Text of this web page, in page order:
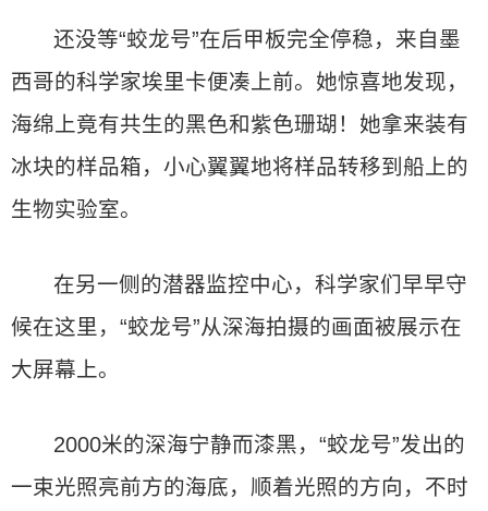
还没等“蛟龙号”在后甲板完全停稳，来自墨
西哥的科学家埃里卡便凑上前。她惊喜地发现，
海绵上竟有共生的黑色和紫色珊瑚！她拿来装有
冰块的样品箱，小心翼翼地将样品转移到船上的
生物实验室。
在另一侧的潜器监控中心，科学家们早早守
候在这里，“蛟龙号”从深海拍摄的画面被展示在
大屏幕上。
2000米的深海宁静而漆黑，“蛟龙号”发出的
一束光照亮前方的海底，顺着光照的方向，不时